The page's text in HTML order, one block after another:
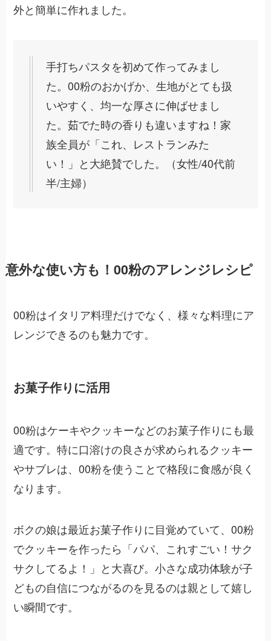
外と簡単に作れました。
手打ちパスタを初めて作ってみまし
た。00粉のおかげか、生地がとても扱
いやすく、均一な厚さに伸ばせまし
た。茹でた時の香りも違いますね！家
族全員が「これ、レストランみた
い！」と大絶賛でした。（女性/40代前
半/主婦）
意外な使い方も！00粉のアレンジレシピ
00粉はイタリア料理だけでなく、様々な料理にア
レンジできるのも魅力です。
お菓子作りに活用
00粉はケーキやクッキーなどのお菓子作りにも最
適です。特に口溶けの良さが求められるクッキー
やサブレは、00粉を使うことで格段に食感が良く
なります。
ボクの娘は最近お菓子作りに目覚めていて、00粉
でクッキーを作ったら「パパ、これすごい！サク
サクしてるよ！」と大喜び。小さな成功体験が子
どもの自信につながるのを見るのは親として嬉し
い瞬間です。